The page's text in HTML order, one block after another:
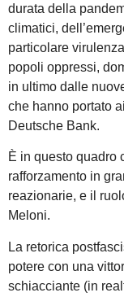
durata della
climatici,
particolare
popoli oppressi,
in ultimo dalle
che hanno portato
Deutsche Bank.
È in questo quadro
rafforzamento in
reazionarie, e il
Meloni.
La retorica
potere con una
schiacciante (in